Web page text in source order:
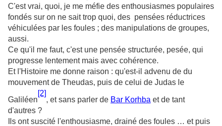
C'est vrai, quoi, je me méfie des enthousiasmes populaires
fondés sur on ne sait trop quoi, des pensées réductrices
véhiculées par les foules ; des manipulations de groupes,
aussi.
Ce qu'il me faut, c'est une pensée structurée, pesée, qui
progresse lentement mais avec cohérence.
Et l'Histoire me donne raison : qu'est-il advenu de du
mouvement de Theudas, puis de celui de Judas le
Galiléen
[2]
, et sans parler de Bar Korhba et de tant
d'autres ?
Ils ont suscité l'enthousiasme, drainé des foules … et puis